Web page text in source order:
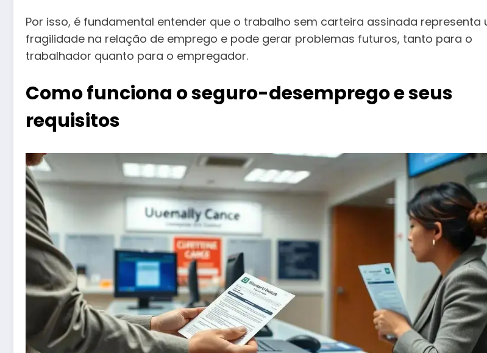
Por isso, é fundamental entender que o trabalho sem carteira assinada representa
fragilidade na relação de emprego e pode gerar problemas futuros, tanto para o
trabalhador quanto para o empregador.
Como funciona o seguro-desemprego e seus
requisitos